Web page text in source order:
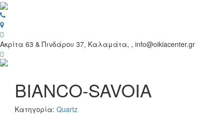
Ακρίτα 63 & Πινδάρου 37, Καλαμάτα, , info@oikiacenter.gr
BIANCO-SAVOIA
Κατηγορία: Quartz